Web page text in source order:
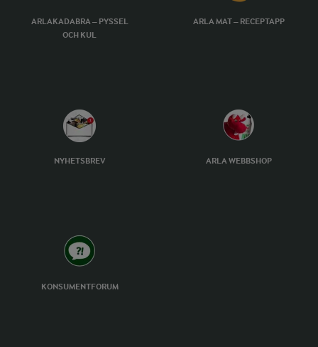
ARLAKADABRA – PYSSEL
OCH KUL
ARLA MAT – RECEPTAPP
NYHETSBREV ARLA WEBBSHOP
KONSUMENTFORUM